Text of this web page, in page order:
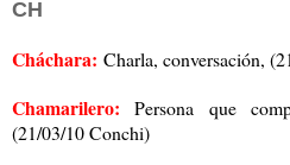
CH
Cháchara: Charla, conversación,
Chamarilero:Persona que
(21/03/10 Conchi)